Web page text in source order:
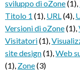
sviluppo di oZone(1),
Titolo 1 (1), URL(4),
Versioni di oZone(1),
Visitatori(1),
site design(1),Web
(1), Zone(3)